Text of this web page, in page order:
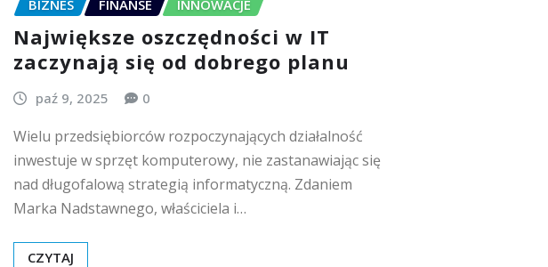
BIZNES FINANSE INNOWACJE
Największe oszczędności w IT
zaczynają się od dobrego planu
paź 9, 2025 0
Wielu przedsiębiorców rozpoczynających działalność
inwestuje w sprzęt komputerowy, nie zastanawiając się
nad długofalową strategią informatyczną. Zdaniem
Marka Nadstawnego, właściciela i…
CZYTAJ